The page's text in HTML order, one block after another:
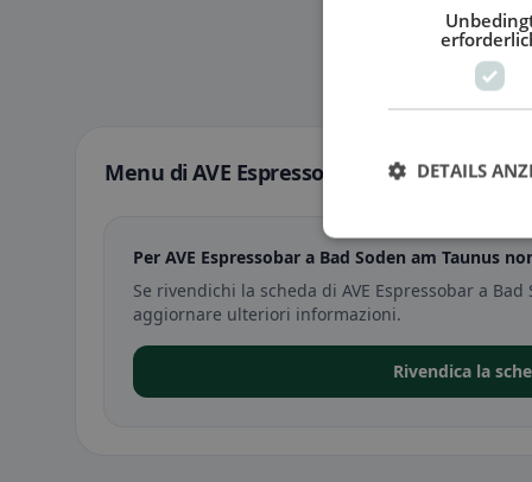
Menu di AVE Espressobar a Bad Soden am
Per AVE Espressobar a Bad Soden am Taunus
Se rivendichi la scheda di AVE Espressobar a
aggiornare ulteriori informazioni.
Rivendica la
DETAILS